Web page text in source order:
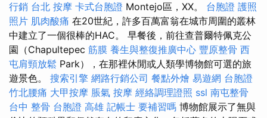
行銷 台北 按摩 卡式台胞證 Montejo區，XX。 台胞證 護照
照片 肌肉酸痛 在20世紀，許多百萬富翁在城市周圍的叢林
中建立了一個很棒的HAC。 早餐後，前往查普爾特佩克公
園（Chapultepec 筋膜 養生與整復推廣中心 豐原整骨 西
屯肩頸放鬆 Park），在那裡休閒或人類學博物館可選的旅
遊景色。 搜索引擎 網路行銷公司 餐點外燴 易遊網 台胞證
竹北腰痛 大甲按摩 脹氣 按摩 經絡調理證照 ssl 南屯整骨
台中 整骨 台胞證 高雄 記帳士 要補習嗎 博物館展示了無與